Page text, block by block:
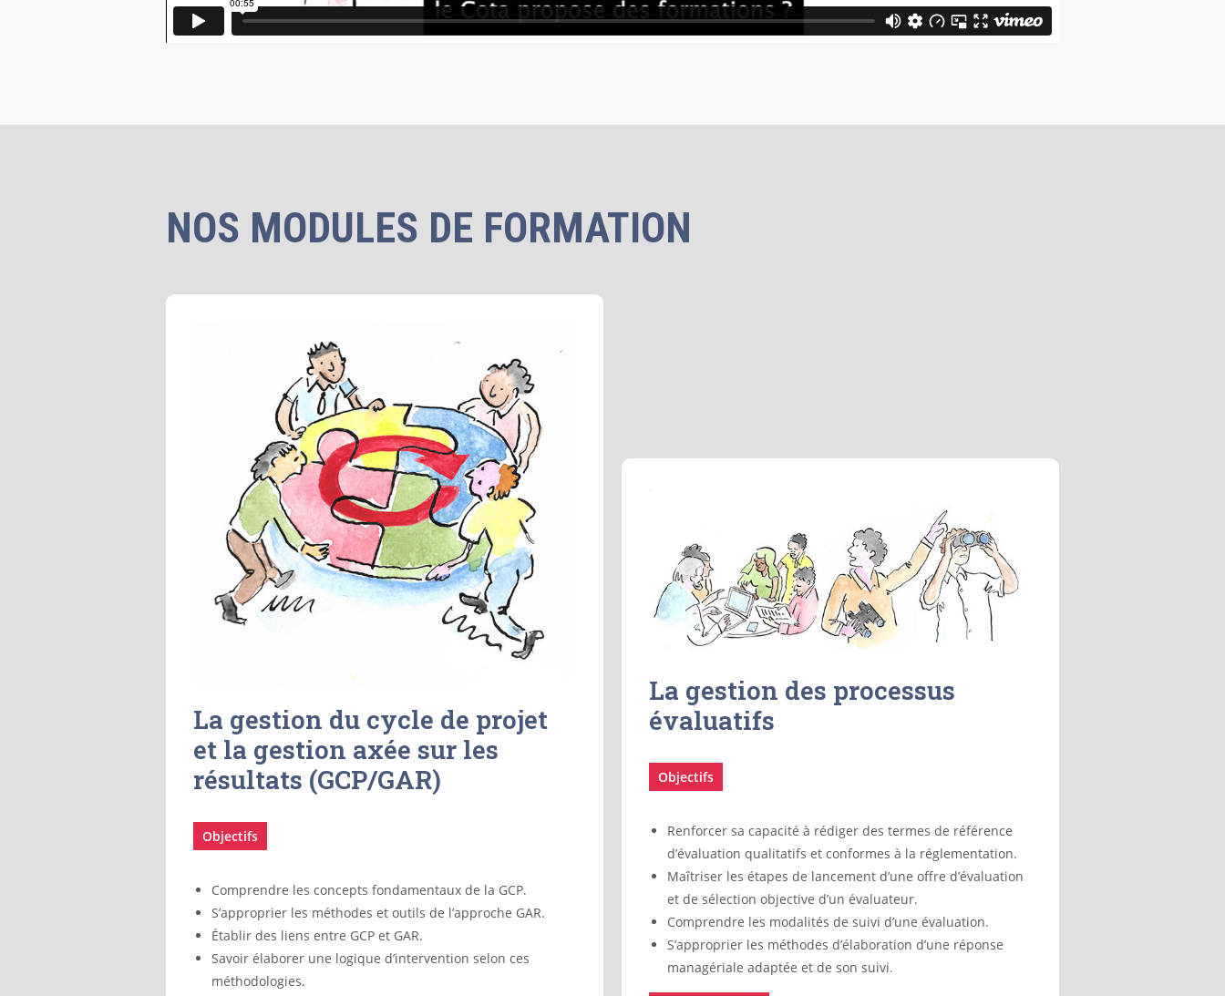
NOS MODULES DE FORMATION
La gestion du cycle de projet
et la gestion axée sur les
résultats (GCP/GAR)
Objectifs
Comprendre les concepts fondamentaux de la GCP.
S’approprier les méthodes et outils de l’approche GAR.
Établir des liens entre GCP et GAR.
Savoir élaborer une logique d’intervention selon ces
méthodologies.
La gestion des processus
évaluatifs
Objectifs
Renforcer sa capacité à rédiger des termes de référence
d’évaluation qualitatifs et conformes à la réglementation.
Maîtriser les étapes de lancement d’une offre d’évaluation
et de sélection objective d’un évaluateur.
Comprendre les modalités de suivi d’une évaluation.
S’approprier les méthodes d’élaboration d’une réponse
managériale adaptée et de son suivi.